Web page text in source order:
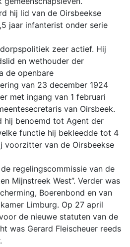
hij lid van de Oirsbeekse
jaar infanterist onder serie
zeer actief. Hij
en wethouder der
de openbare
van 23 december 1924
met ingang van 1 februari
van Oirsbeek.
hij benoemd tot Agent der
functie hij bekleedde tot 4
voorzitter van de Oirsbeekse
regelingscommissie van de
Mijnstreek West”. Verder was
Boerenbond en van
Limburg. Op 27 april
de nieuwe statuten van de
was Gerard Fleischeuer reeds